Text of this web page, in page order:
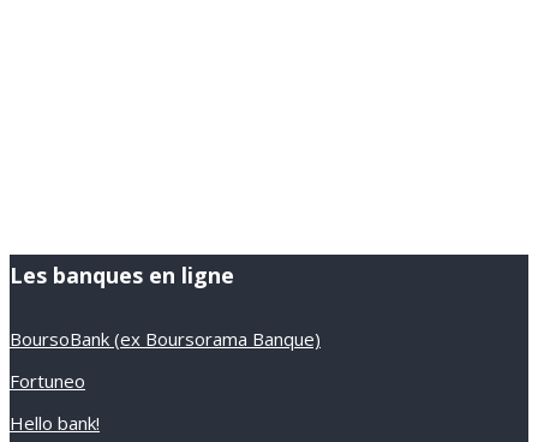
Les banques en ligne
BoursoBank (ex Boursorama Banque)
Fortuneo
Hello bank!